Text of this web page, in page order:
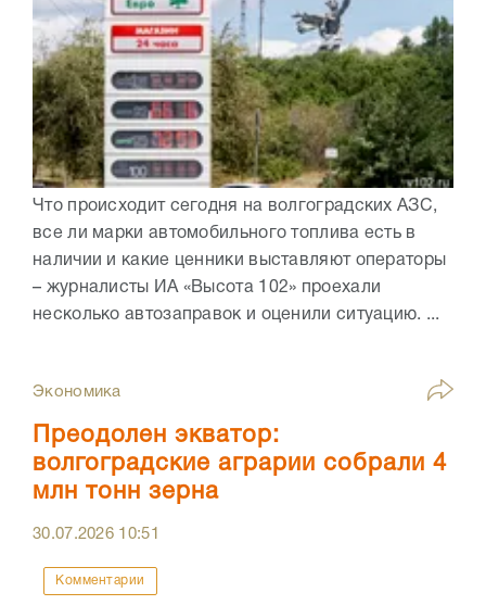
Что происходит сегодня на волгоградских АЗС,
все ли марки автомобильного топлива есть в
наличии и какие ценники выставляют операторы
– журналисты ИА «Высота 102» проехали
несколько автозаправок и оценили ситуацию. ...
Экономика
Преодолен экватор:
волгоградские аграрии собрали 4
млн тонн зерна
30.07.2026 10:51
Комментарии